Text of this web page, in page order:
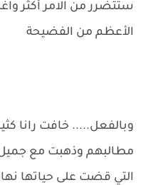
ستتضرر من الامر أكثر
الأعظم من الفضيحة
وبالفعل..... خافت رانا
مطالبهم وذهبت مع جميل
التي قضت على حياتها